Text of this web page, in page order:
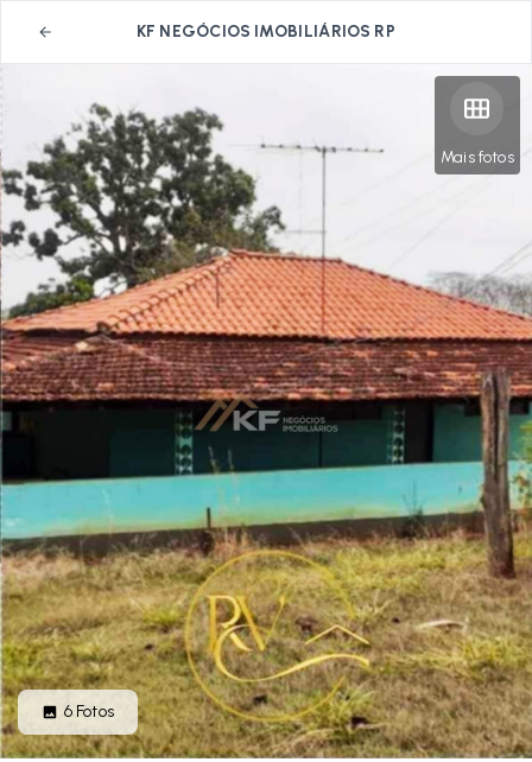
KF NEGÓCIOS IMOBILIÁRIOS RP
Mais fotos
6 Fotos